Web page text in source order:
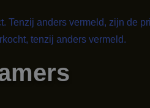
Tenzij anders vermeld, zijn de
tenzij anders vermeld.